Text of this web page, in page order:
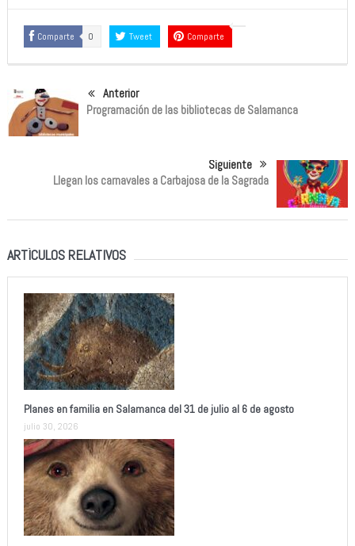
Comparte 0 Tweet Comparte
Anterior
Programación de las bibliotecas de Salamanca
Siguiente
Llegan los carnavales a Carbajosa de la Sagrada
ARTÍCULOS RELATIVOS
Planes en familia en Salamanca del 31 de julio al 6 de agosto
julio 30, 2026